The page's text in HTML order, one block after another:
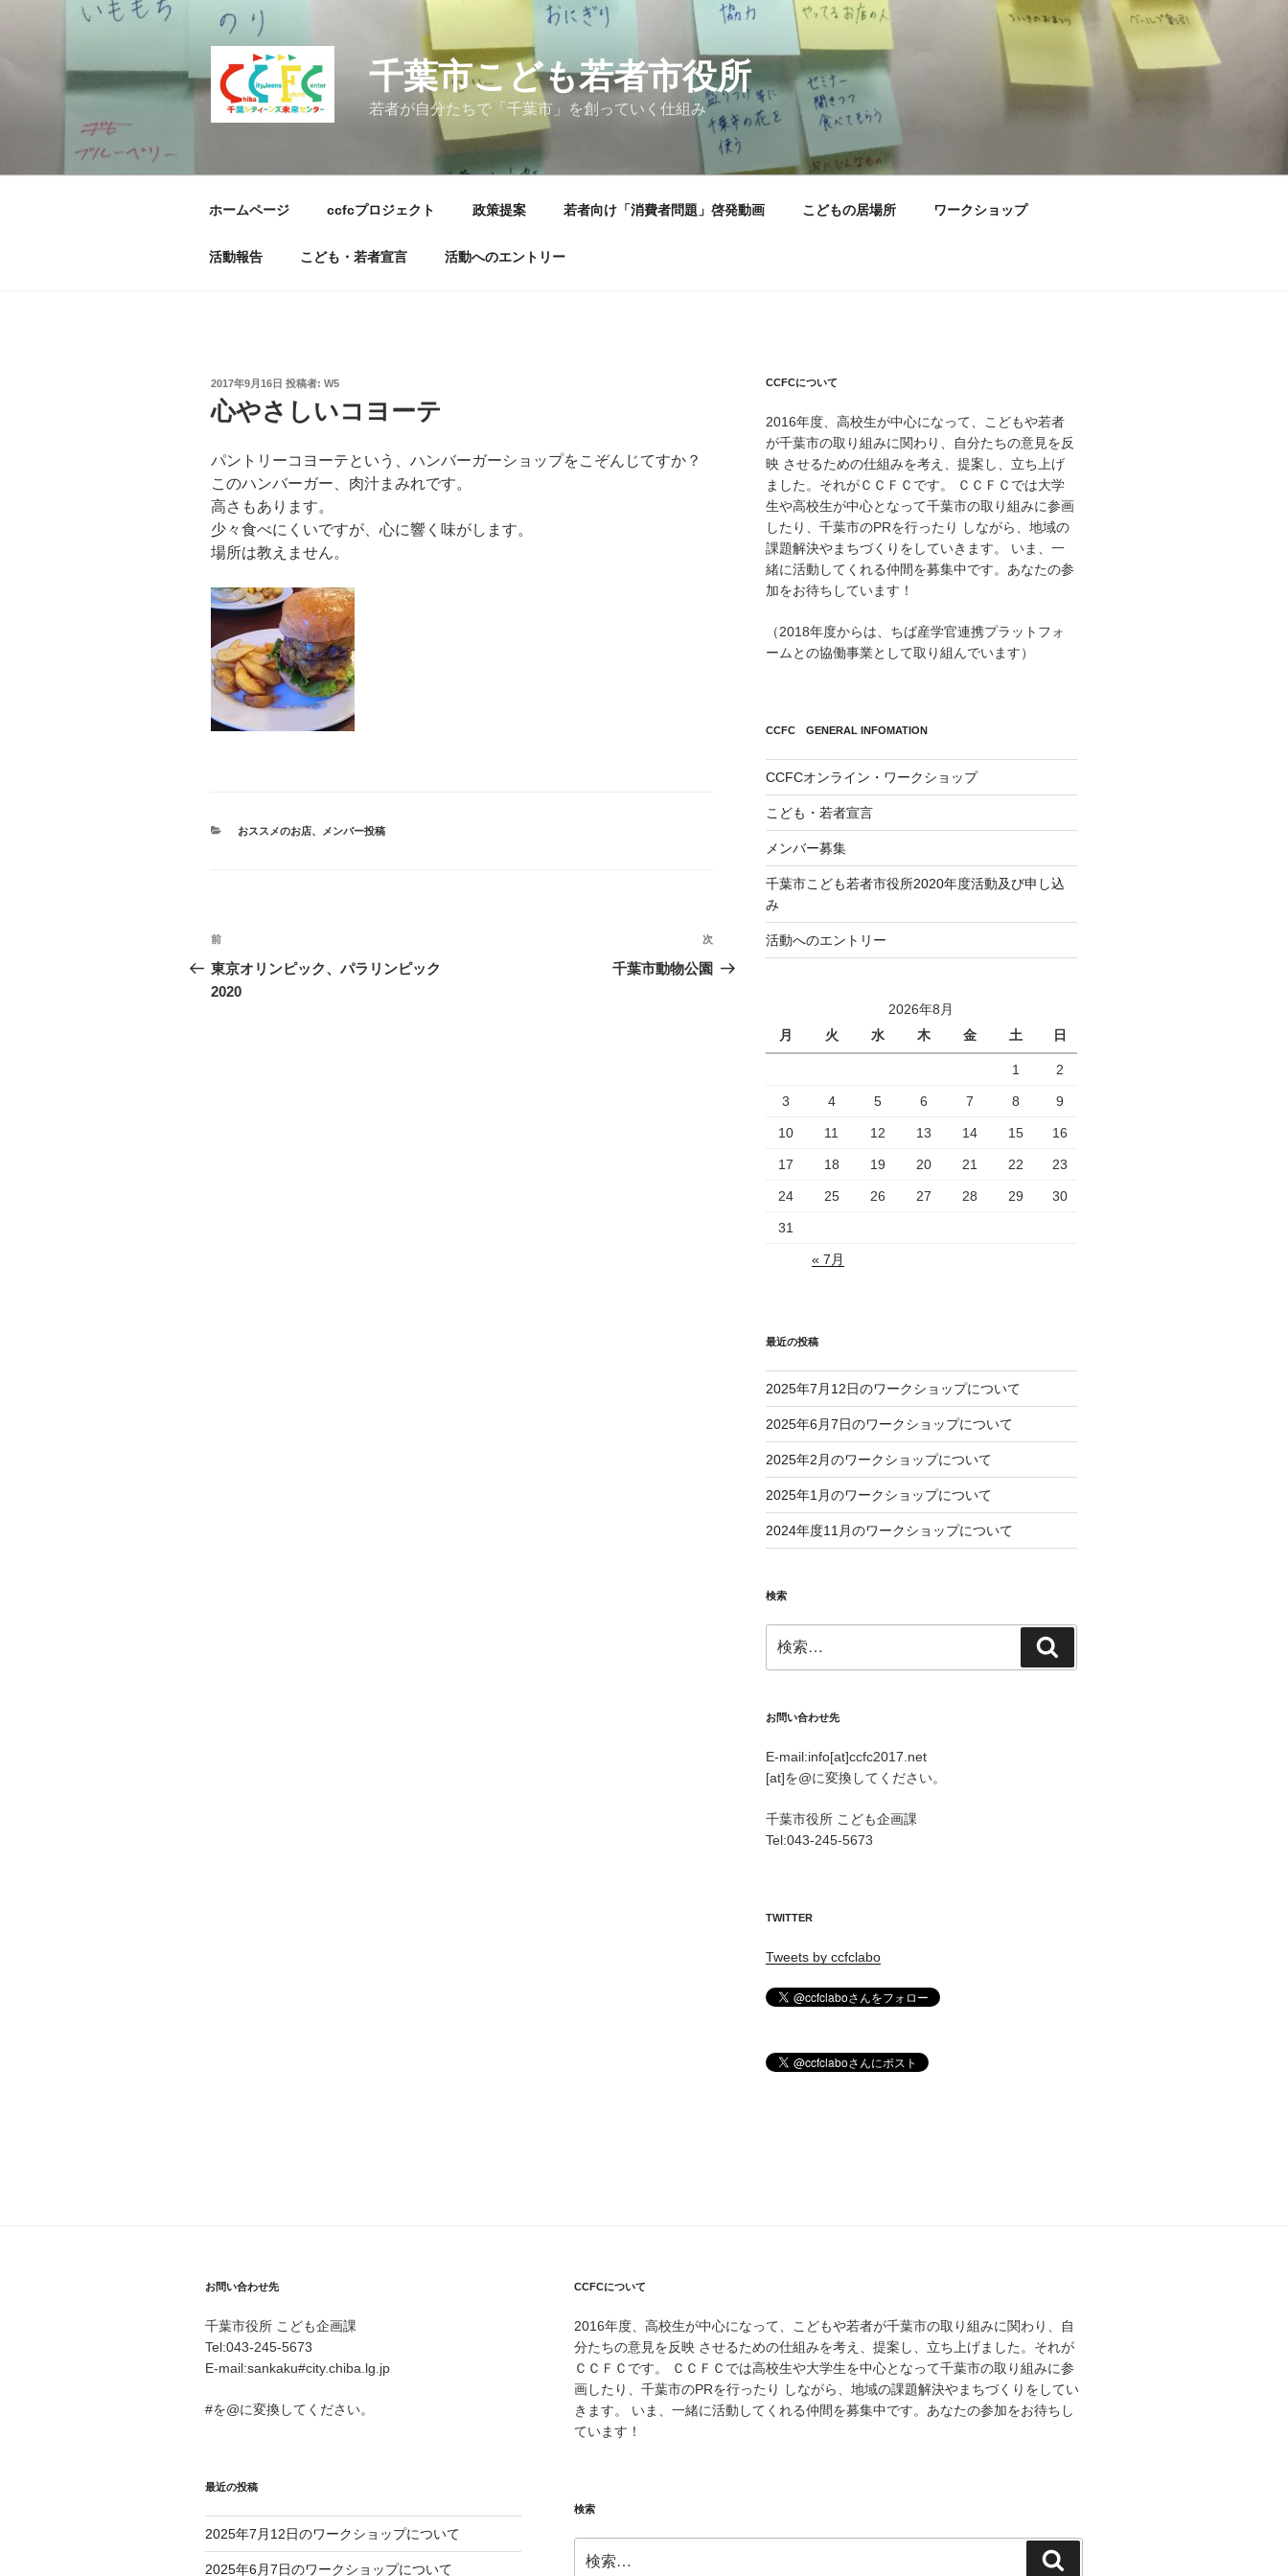
キ
千葉市こども若者市役所
若者が自分たちで「千葉市」を創っていく仕組み
ホームページ ccfcプロジェクト 政策提案 若者向け「消費者問題」啓発動画 こどもの居場所 ワークショップ
活動報告 こども・若者宣言 活動へのエントリー
投
稿
日:
2017年9月16日 投稿者: W5
心やさしいコヨーテ
パントリーコヨーテという、ハンバーガーショップをこぞんじてすか？
このハンバーガー、肉汁まみれです。
高さもあります。
少々食べにくいですが、心に響く味がします。
場所は教えません。
カ
おススメのお店、 メンバー投稿
投
稿
ナ
前
の
投
前
東京オリンピック、パラリンピック
2020
次
の
次
千葉市動物公園
CCFCについて
2016年度、高校生が中心になって、こどもや若者
が千葉市の取り組みに関わり、自分たちの意見を反
映 させるための仕組みを考え、提案し、立ち上げ
ました。それがＣＣＦＣです。 ＣＣＦＣでは大学
生や高校生が中心となって千葉市の取り組みに参画
したり、千葉市のPRを行ったり しながら、地域の
課題解決やまちづくりをしていきます。 いま、一
緒に活動してくれる仲間を募集中です。あなたの参
加をお待ちしています！
（2018年度からは、ちば産学官連携プラットフォ
ームとの協働事業として取り組んでいます）
CCFC GENERAL INFOMATION
CCFCオンライン・ワークショップ
こども・若者宣言
メンバー募集
千葉市こども若者市役所2020年度活動及び申し込
み
活動へのエントリー
2026年8月
月
火 水 木 金 土 日
1 2
3 4 5 6 7 8 9
10 11 12 13 14 15 16
17 18 19 20 21 22 23
24 25 26 27 28 29 30
31
« 7月
最近の投稿
2025年7月12日のワークショップについて
2025年6月7日のワークショップについて
2025年2月のワークショップについて
2025年1月のワークショップについて
2024年度11月のワークショップについて
検索
索:
索
お問い合わせ先
E-mail:info[at]ccfc2017.net
[at]を@に変換してください。
千葉市役所 こども企画課
Tel:043-245-5673
TWITTER
Tweets by ccfclabo
お問い合わせ先
千葉市役所 こども企画課
Tel:043-245-5673
E-mail:sankaku#city.chiba.lg.jp
#を@に変換してください。
最近の投稿
2025年7月12日のワークショップについて
2025年6月7日のワークショップについて
CCFCについて
2016年度、高校生が中心になって、こどもや若者が千葉市の取り組みに関わり、自
分たちの意見を反映 させるための仕組みを考え、提案し、立ち上げました。それが
ＣＣＦＣです。 ＣＣＦＣでは高校生や大学生を中心となって千葉市の取り組みに参
画したり、千葉市のPRを行ったり しながら、地域の課題解決やまちづくりをしてい
きます。 いま、一緒に活動してくれる仲間を募集中です。あなたの参加をお待ちし
ています！
検索
索: